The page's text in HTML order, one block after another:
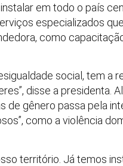
em todo o país
especializados
como
social, tem a
disse a presidenta.
de gênero passa pela
como a violência
território. Já temos